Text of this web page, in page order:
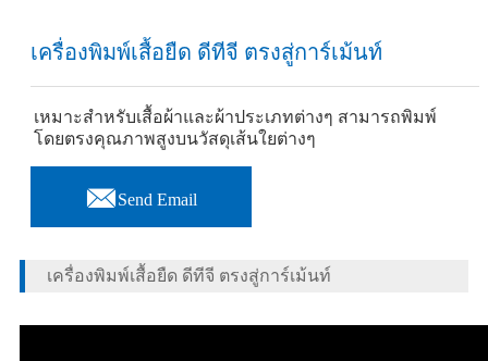
เครื่องพิมพ์เสื้อยืด ดีทีจี ตรงสู่การ์เม้นท์
เหมาะสำหรับเสื้อผ้าและผ้าประเภทต่างๆ สามารถพิมพ์
โดยตรงคุณภาพสูงบนวัสดุเส้นใยต่างๆ
Send Email
เครื่องพิมพ์เสื้อยืด ดีทีจี ตรงสู่การ์เม้นท์